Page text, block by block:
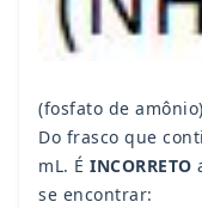
(fosfato de
Do frasco que
mL. É INCORRETO
se encontrar: